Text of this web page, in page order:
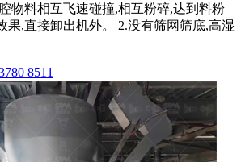
物料相互飞速碰撞,相互粉碎,达到料粉
果,直接卸出机外。 2.没有筛网筛底,高湿
8511